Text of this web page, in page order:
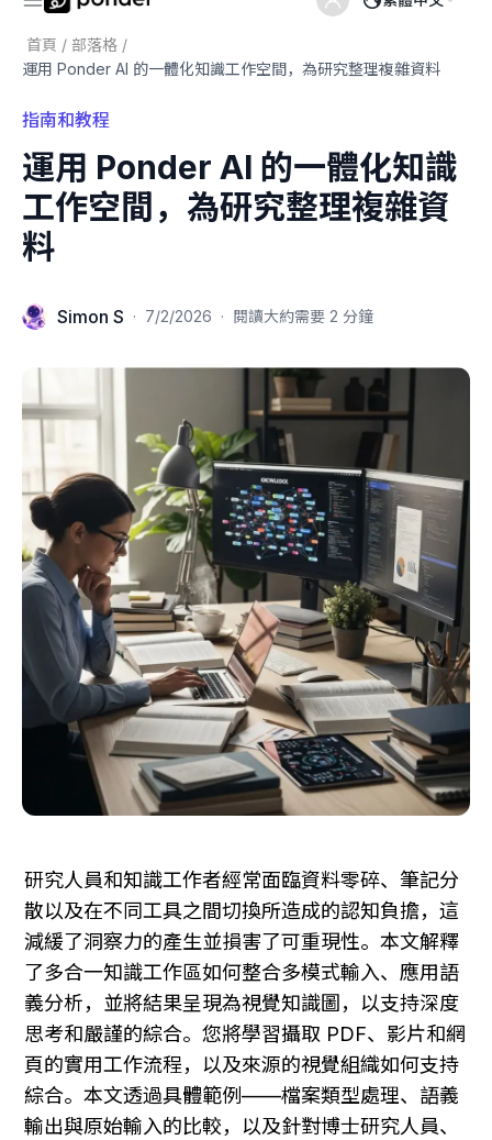
首頁 / 部落格 /
運用 Ponder AI 的一體化知識工作空間，為研究整理複雜資料
指南和教程
運用 Ponder AI 的一體化知識
工作空間，為研究整理複雜資
料
Simon S · 7/2/2026 · 閱讀大約需要 2 分鐘
研究人員和知識工作者經常面臨資料零碎、筆記分
散以及在不同工具之間切換所造成的認知負擔，這
減緩了洞察力的產生並損害了可重現性。本文解釋
了多合一知識工作區如何整合多模式輸入、應用語
義分析，並將結果呈現為視覺知識圖，以支持深度
思考和嚴謹的綜合。您將學習攝取 PDF、影片和網
頁的實用工作流程，以及來源的視覺組織如何支持
綜合。本文透過具體範例——檔案類型處理、語義
輸出與原始輸入的比較，以及針對博士研究人員、